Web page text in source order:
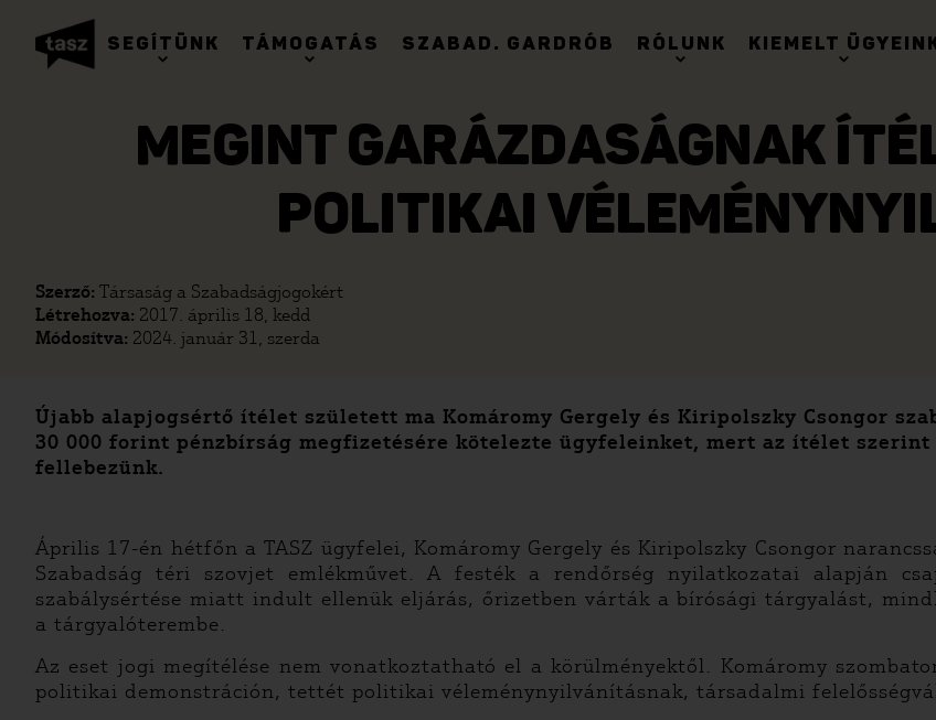
SEGÍTÜNK TÁMOGATÁS SZABAD. GARDRÓB RÓLUNK KIEMELT
MEGINT GARÁZDASÁGNAK
POLITIKAI
Szerző: Társaság a Szabadságjogokért
Létrehozva: 2017. április 18, kedd
Módosítva: 2024. január 31, szerda
Újabb alapjogsértő ítélet született ma Komáromy Gergely és Kiripolszky Csongor
30 000 forint pénzbírság megfizetésére kötelezte ügyfeleinket, mert az ítélet
fellebezünk.
Április 17-én hétfőn a TASZ ügyfelei, Komáromy Gergely és Kiripolszky Csongor
Szabadság téri szovjet emlékművet. A festék a rendőrség nyilatkozatai alapján
szabálysértése miatt indult ellenük eljárás, őrizetben várták a bírósági tárgyalást,
a tárgyalóterembe.
Az eset jogi megítélése nem vonatkoztatható el a körülményektől. Komáromy
politikai demonstráción, tettét politikai véleménynyilvánításnak, társadalmi